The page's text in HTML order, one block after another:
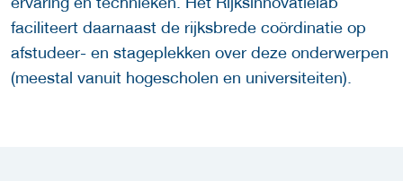
faciliteert daarnaast de rijksbrede coördinatie op
afstudeer- en stageplekken over deze onderwerpen
(meestal vanuit hogescholen en universiteiten).